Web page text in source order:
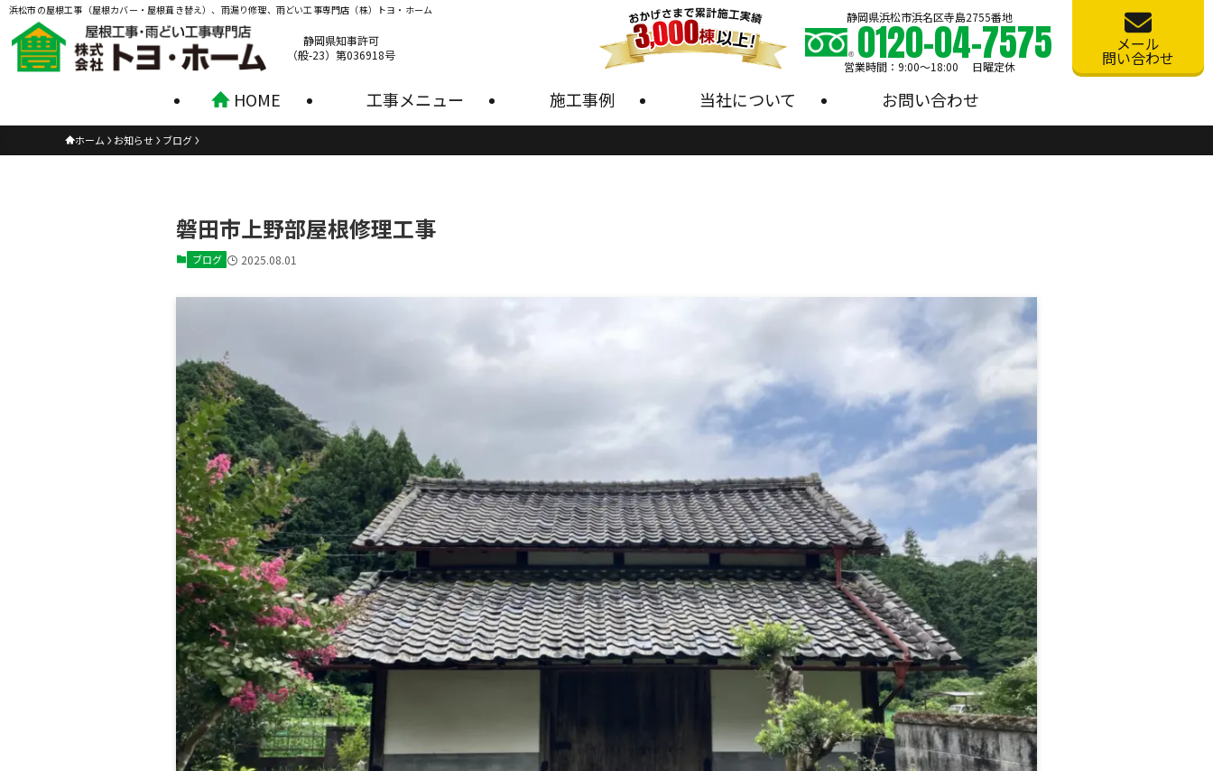
浜松市の屋根工事（屋根カバー・屋根葺き替え）、雨漏り修理、雨どい工事専門店（株）トヨ・ホーム
HOME 工事メニュー 施工事例 当社について お問い合わせ
静岡県知事許可
（般-23）第036918号
静岡県浜松市浜名区寺島2755番地
0120-04-7575
営業時間：9:00〜18:00 日曜定休
メール
問い合わせ
ホーム お知らせ ブログ
磐田市上野部屋根修理工事
ブログ 2025.08.01